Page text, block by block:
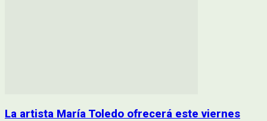
La artista María Toledo ofrecerá este viernes